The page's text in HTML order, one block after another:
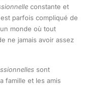
constante et
parfois compliqué de
monde où tout
ne jamais avoir assez
sont
famille et les amis